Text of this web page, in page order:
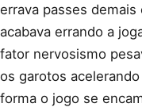
errava passes
acabava errando a
fator nervosismo
os garotos
forma o jogo se